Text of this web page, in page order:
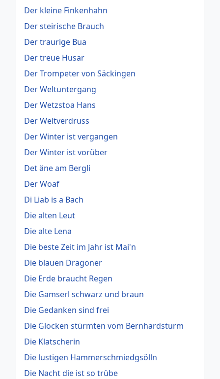
Der kleine Finkenhahn
Der steirische Brauch
Der traurige Bua
Der treue Husar
Der Trompeter von Säckingen
Der Weltuntergang
Der Wetzstoa Hans
Der Weltverdruss
Der Winter ist vergangen
Der Winter ist vorüber
Det äne am Bergli
Der Woaf
Di Liab is a Bach
Die alten Leut
Die alte Lena
Die beste Zeit im Jahr ist Mai'n
Die blauen Dragoner
Die Erde braucht Regen
Die Gamserl schwarz und braun
Die Gedanken sind frei
Die Glocken stürmten vom Bernhardsturm
Die Klatscherin
Die lustigen Hammerschmiedgsölln
Die Nacht die ist so trübe